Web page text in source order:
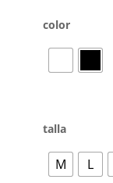
color
talla
M L